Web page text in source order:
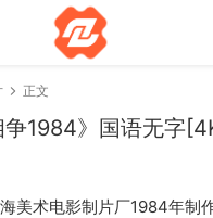
正文
争1984》国语无字
美术电影制片厂1984年制